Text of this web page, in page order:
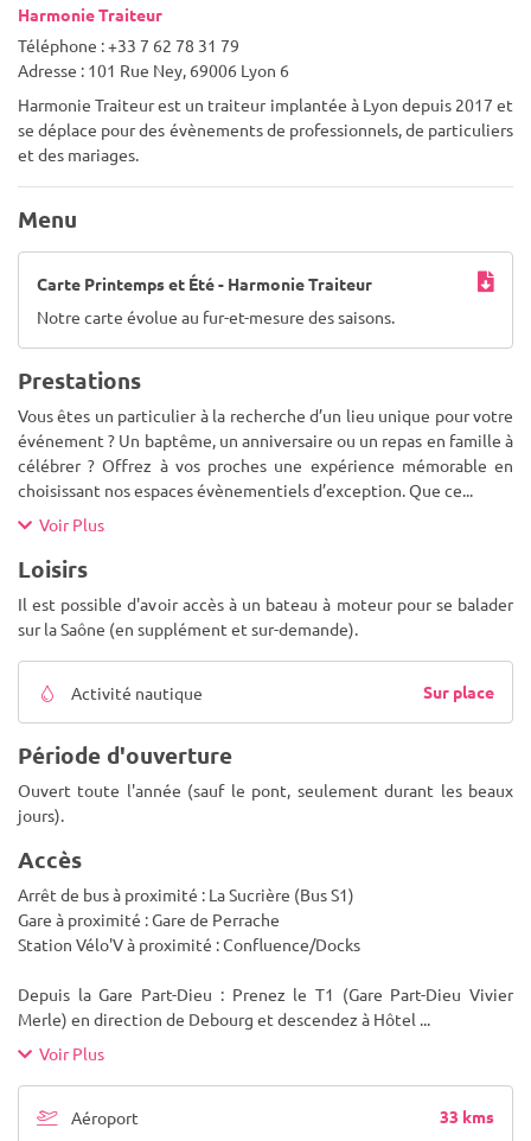
Harmonie Traiteur
Téléphone : +33 7 62 78 31 79
Adresse : 101 Rue Ney, 69006 Lyon 6
Harmonie Traiteur est un traiteur implantée à Lyon depuis 2017 et
se déplace pour des évènements de professionnels, de particuliers
et des mariages.
Menu
Carte Printemps et Été - Harmonie Traiteur
Notre carte évolue au fur-et-mesure des saisons.
Prestations
Vous êtes un particulier à la recherche d’un lieu unique pour votre
événement ? Un baptême, un anniversaire ou un repas en famille à
célébrer ? Offrez à vos proches une expérience mémorable en
choisissant nos espaces évènementiels d’exception. Que ce...
Voir Plus
Loisirs
Il est possible d'avoir accès à un bateau à moteur pour se balader
sur la Saône (en supplément et sur-demande).
Activité nautique Sur place
Période d'ouverture
Ouvert toute l'année (sauf le pont, seulement durant les beaux
jours).
Accès
Arrêt de bus à proximité : La Sucrière (Bus S1)
Gare à proximité : Gare de Perrache
Station Vélo'V à proximité : Confluence/Docks
Depuis la Gare Part-Dieu : Prenez le T1 (Gare Part-Dieu Vivier
Merle) en direction de Debourg et descendez à Hôtel ...
Voir Plus
Aéroport 33 kms